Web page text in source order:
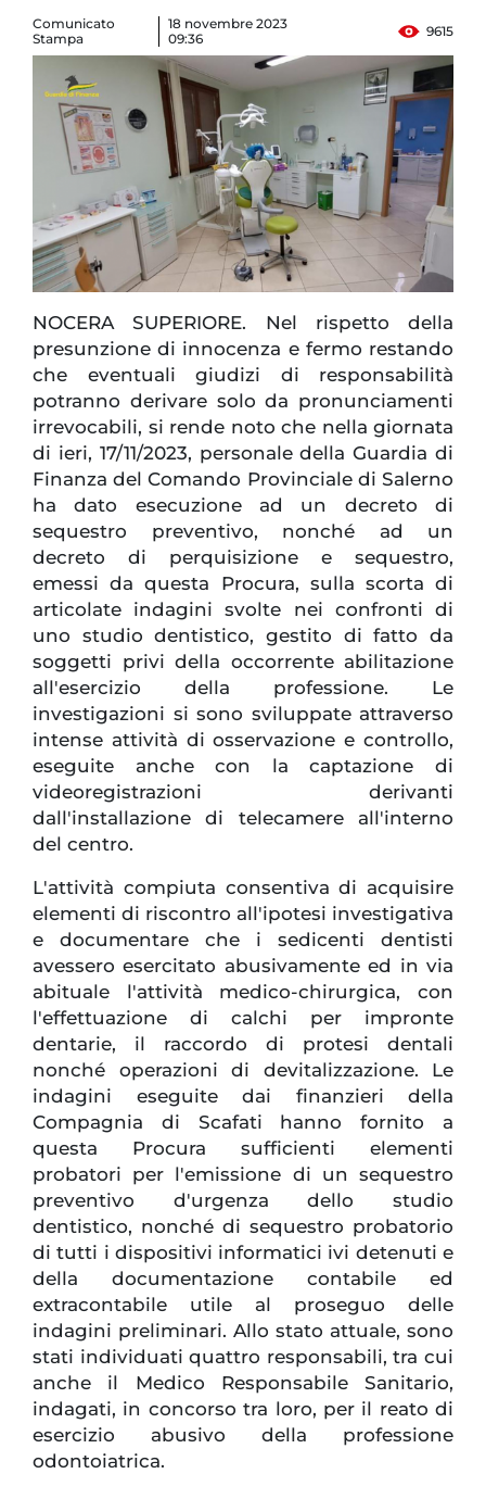
Comunicato
Stampa
18 novembre 2023
09:36
9615
NOCERA SUPERIORE. Nel rispetto della
presunzione di innocenza e fermo restando
che eventuali giudizi di responsabilità
potranno derivare solo da pronunciamenti
irrevocabili, si rende noto che nella giornata
di ieri, 17/11/2023, personale della Guardia di
Finanza del Comando Provinciale di Salerno
ha dato esecuzione ad un decreto di
sequestro preventivo, nonché ad un
decreto di perquisizione e sequestro,
emessi da questa Procura, sulla scorta di
articolate indagini svolte nei confronti di
uno studio dentistico, gestito di fatto da
soggetti privi della occorrente abilitazione
all'esercizio della professione. Le
investigazioni si sono sviluppate attraverso
intense attività di osservazione e controllo,
eseguite anche con la captazione di
videoregistrazioni derivanti
dall'installazione di telecamere all'interno
del centro.
L'attività compiuta consentiva di acquisire
elementi di riscontro all'ipotesi investigativa
e documentare che i sedicenti dentisti
avessero esercitato abusivamente ed in via
abituale l'attività medico-chirurgica, con
l'effettuazione di calchi per impronte
dentarie, il raccordo di protesi dentali
nonché operazioni di devitalizzazione. Le
indagini eseguite dai finanzieri della
Compagnia di Scafati hanno fornito a
questa Procura sufficienti elementi
probatori per l'emissione di un sequestro
preventivo d'urgenza dello studio
dentistico, nonché di sequestro probatorio
di tutti i dispositivi informatici ivi detenuti e
della documentazione contabile ed
extracontabile utile al proseguo delle
indagini preliminari. Allo stato attuale, sono
stati individuati quattro responsabili, tra cui
anche il Medico Responsabile Sanitario,
indagati, in concorso tra loro, per il reato di
esercizio abusivo della professione
odontoiatrica.